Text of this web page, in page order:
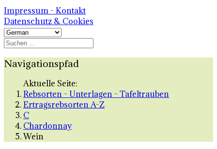
Impressum - Kontakt
Datenschutz & Cookies
Navigationspfad
Aktuelle Seite:
Rebsorten - Unterlagen - Tafeltrauben
Ertragsrebsorten A-Z
C
Chardonnay
Wein